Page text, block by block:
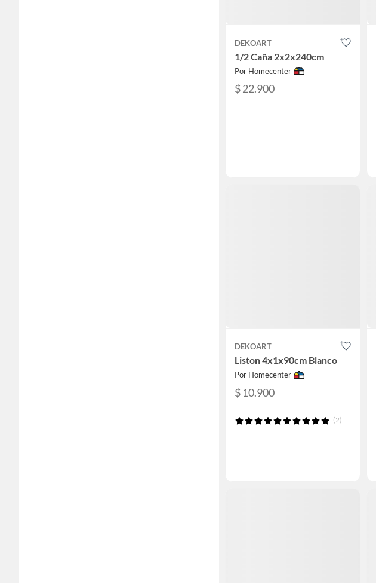
DEKOART
1/2 Caña 2x2x240cm
Por Homecenter
$ 22.900
DEKOART
Liston 4x1x90cm Blanco
Por Homecenter
$ 10.900
(2)